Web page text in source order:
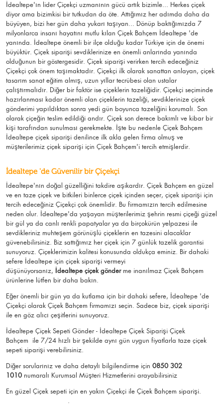
İdealtepe'ın lider Çiçekçi uzmanının gücü artık bizimle... Herkes çiçek
diyor ama bizimkisi bir tutkudan da öte. Attığımız her adımda daha da
büyüyen, bizi her gün daha yukarı taşıyan... Dönüp baktığımızda 7
milyonlarca insanı hayatını mutlu kılan Çiçek Bahçem İdealtepe 'de
yanında. İdealtepe önemli bir ilçe olduğu kadar Türkiye için de önemi
büyüktür. Çiçek siparişi sevdiklerinize en önemli anlarında yanında
olduğunun bir göstergesidir. Çiçek siparişi verirken tercih edeceğiniz
Çiçekçi çok önem taşımaktadır. Çiçekçi ilk olarak sanattan anlayan, çiçek
tasarım sanat eğitim almış, uzun yıllar tecrübesi olan ustalar
çalıştırmalıdır. Diğer bir faktör ise çiçeklerin tazeliğidir. Çiçekçi seçiminde
hazırlanması kadar önemli olan çiçeklerin tazeliği, sevdiklerinize çiçek
gönderimi yapıldıktan sonra yedi gün boyunca tazeliğini korumalı. Son
olarak çiçeğin teslim edildiği andır. Çiçek son derece bakımlı ve kibar bir
kişi tarafından sunulması gerekmekte. İşte bu nedenle Çiçek Bahçem
İdealtepe çiçek siparişi denilince ilk akla gelen firma olmuş ve
müşterilerimiz çiçek siparişi için Çiçek Bahçem'i tercih etmişlerdir.
İdealtepe 'de Güvenilir bir Çiçekçi
İdealtepe'nın doğal güzelliğini takdire aşikardır. Çiçek Bahçem en güzel
ve en taze çiçek ve bitkileri binlerce çiçek içinden seçer, çiçek siparişi için
tercih edeceğiniz Çiçekçi çok önemlidir. Bu firmamızın tercih edilmesine
neden olur. İdealtepe'da yaşayan müşterilerimiz şehrin resmi çiçeği güzel
bir gül ya da canlı renkli papatyalar ya da birçokürün yelpazesi ile
sevdikleriniz muhteşem görünüşlü çiçeklerin en tazesini alacaklar
güvenebilirsiniz. Biz sattığımız her çiçek için 7 günlük tazelik garantisi
sunuyoruz. Çiçeklerimizin kalitesi konusunda oldukça eminiz. Bir dahaki
sefere İdealtepe için çiçek siparişi vermeyi
düşünüyorsanız, İdealtepe çiçek gönderme inanılmaz Çiçek Bahçem
ürünlerine lütfen bir daha bakın.
Eğer önemli bir gün ya da kutlama için bir dahaki sefere, İdealtepe 'de
Çiçekçi olarak Çiçek Bahçem firmamızı seçin. Sadece biz, çiçek siparişi
ile en göz alıcı çeşitlerini sunuyoruz.
İdealtepe Çiçek Sepeti Gönder - İdealtepe Çiçek Siparişi Çiçek
Bahçem ile 7/24 hızlı bir şekilde aynı gün uygun fiyatlarla taze çiçek
sepeti siparişi verebilirsiniz.
Diğer sorularınız ve daha detaylı bilgilendirme için 0850 302
1010 numaralı Kurumsal Müşteri Hizmetlerini arayabilirsiniz
En güzel Çiçek sepeti için en yakın Çiçekçi ile Çiçek Bahçem siparişi.
.